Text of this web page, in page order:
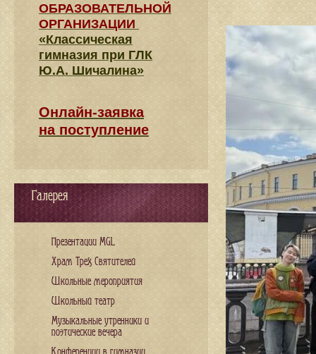
ОБРАЗОВАТЕЛЬНОЙ
ОРГАНИЗАЦИИ
«Классическая
гимназия при ГЛК
Ю.А. Шичалина»
Онлайн-заявка
на поступление
Галерея
Презентации MGL
Храм Трех Святителей
Школьные мероприятия
Школьный театр
Музыкальные утренники и
поэтические вечера